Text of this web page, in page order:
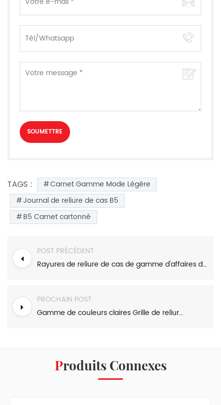
TAGS :
Carnet Gamme Mode Légère
Journal de reliure de cas B5
B5 Carnet cartonné
POST PRÉCÉDENT
Rayures de reliure de cas de gamme d'affaires de mode simple Carnet cartonné
PROCHAIN POST
Gamme de couleurs claires Grille de reliure Wire-o semi-cachée Journal A5
Produits Connexes